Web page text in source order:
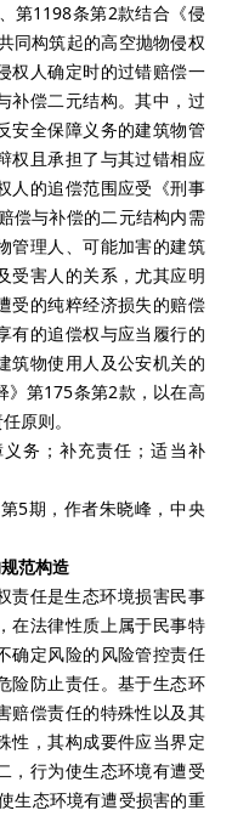
第1198条第2款结合《侵
同构筑起的高空抛物侵权
权人确定时的过错赔偿一
补偿二元结构。其中，过
安全保障义务的建筑物管
权且承担了与其过错相应
人的追偿范围应受《刑事
偿与补偿的二元结构内需
管理人、可能加害的建筑
受害人的关系，尤其应明
受的纯粹经济损失的赔偿
有的追偿权与应当履行的
筑物使用人及公安机关的
》第175条第2款，以在高
原则。
义务；补充责任；适当补
5期，作者朱晓峰，中央
范构造
责任是生态环境损害民事
在法律性质上属于民事特
确定风险的风险管控责任
险防止责任。基于生态环
赔偿责任的特殊性以及其
性，其构成要件应当界定
，行为使生态环境有遭受
生态环境有遭受损害的重